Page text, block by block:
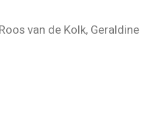
van de Kolk, Geraldine